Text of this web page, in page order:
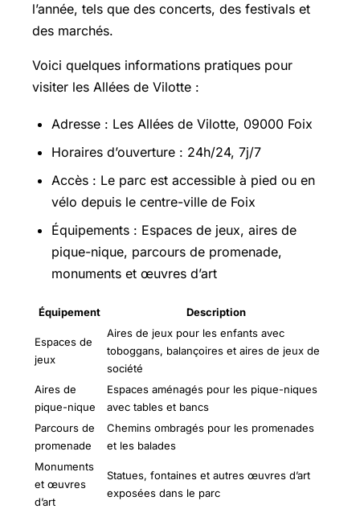
l’année, tels que des concerts, des festivals et
des marchés.
Voici quelques informations pratiques pour
visiter les Allées de Vilotte :
Adresse : Les Allées de Vilotte, 09000 Foix
Horaires d’ouverture : 24h/24, 7j/7
Accès : Le parc est accessible à pied ou en
vélo depuis le centre-ville de Foix
Équipements : Espaces de jeux, aires de
pique-nique, parcours de promenade,
monuments et œuvres d’art
Équipement Description
Espaces de
jeux
Aires de jeux pour les enfants avec
toboggans, balançoires et aires de jeux de
société
Aires de
pique-nique
Espaces aménagés pour les pique-niques
avec tables et bancs
Parcours de
promenade
Chemins ombragés pour les promenades
et les balades
Monuments
et œuvres
d’art
Statues, fontaines et autres œuvres d’art
exposées dans le parc